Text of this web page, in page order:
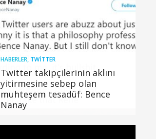
HABERLER, TWITTER
Twitter takipçilerinin aklını
yitirmesine sebep olan
muhteşem tesadüf: Bence
Nanay